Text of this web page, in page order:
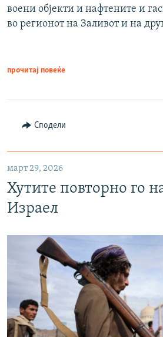
воени објекти и нафтените и
во регионот на Заливот и на
прочитај повеќе
Сподели
март 29, 2026
Хутите повторно го
Израел